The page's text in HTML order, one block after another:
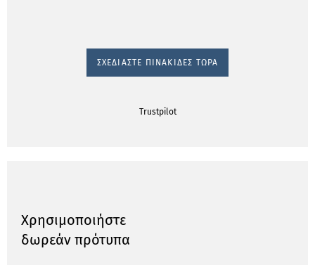
ΣΧΕΔΙΆΣΤΕ ΠΙΝΑΚΊΔΕΣ ΤΏΡΑ
Trustpilot
Χρησιμοποιήστε
δωρεάν πρότυπα